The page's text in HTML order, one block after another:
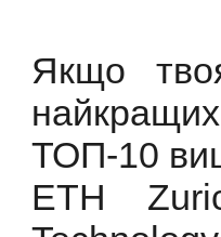
Якщо
ТОП-10
ETH